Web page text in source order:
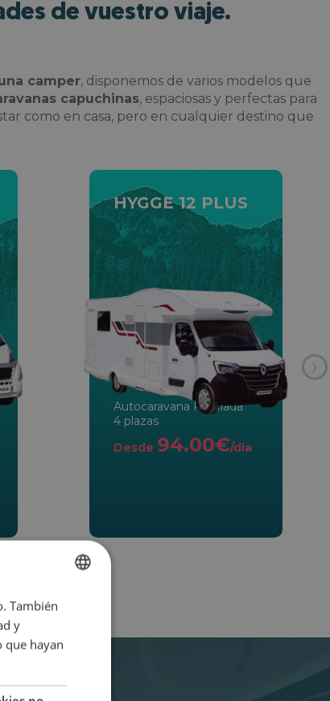
de vuestro viaje.
camper, disponemos de varios modelos que
capuchinas, espaciosas y perfectas para
como en casa, pero en cualquier destino que
HYGGE 12 PLUS
Autocaravana Perfilada
4 plazas
Desde 94.00€/día
›
SPANISH
También
y
que hayan